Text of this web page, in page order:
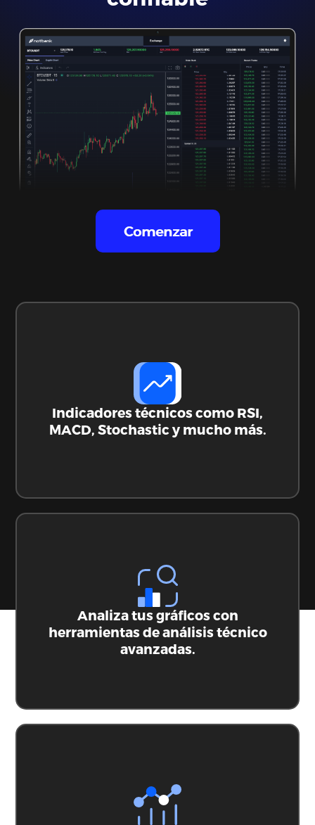
Comprar Ethereum
Comenzar
Indicadores técnicos como RSI,
MACD, Stochastic y mucho más.
Analiza tus gráficos con
herramientas de análisis técnico
avanzadas.